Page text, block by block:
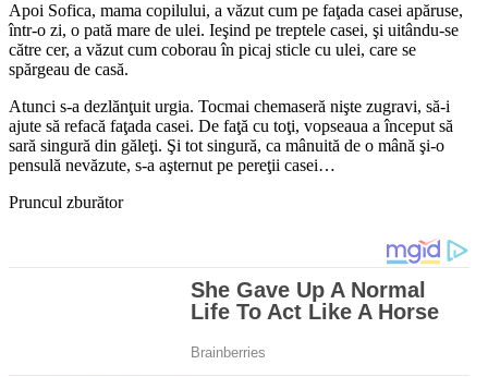
Apoi Sofica, mama copilului, a văzut cum pe faţada casei apă­ruse,
într-o zi, o pată mare de ulei. Ieşind pe treptele casei, şi uitân­du-se
către cer, a văzut cum co­borau în picaj sticle cu ulei, care se
spărgeau de casă.
Atunci s-a dezlănţuit urgia. Toc­mai chemaseră nişte zugravi, să-i
ajute să refacă faţada casei. De faţă cu toţi, vopseaua a început să
sară singură din găleţi. Şi tot singură, ca mânuită de o mână şi-o
pensulă nevăzute, s-a aşternut pe pereţii casei…
Pruncul zburător